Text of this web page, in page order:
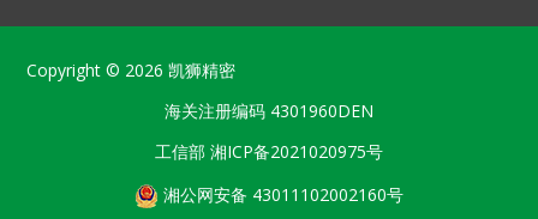
Copyright © 2026凯狮精密
海关注册编码 4301960DEN
工信部 湘ICP备2021020975号
湘公网安备 43011102002160号